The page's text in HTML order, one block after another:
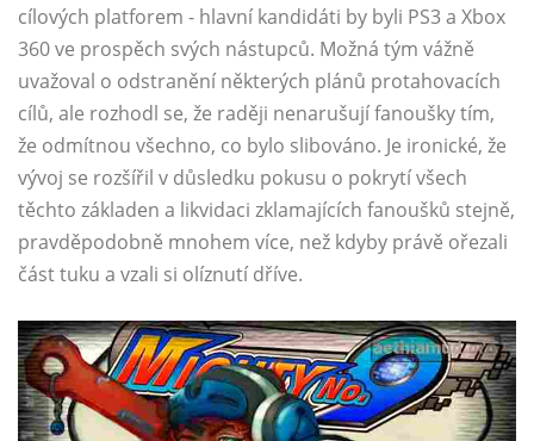
cílových platforem - hlavní kandidáti by byli PS3 a Xbox
360 ve prospěch svých nástupců. Možná tým vážně
uvažoval o odstranění některých plánů protahovacích
cílů, ale rozhodl se, že raději nenarušují fanoušky tím,
že odmítnou všechno, co bylo slibováno. Je ironické, že
vývoj se rozšířil v důsledku pokusu o pokrytí všech
těchto základen a likvidaci zklamajících fanoušků stejně,
pravděpodobně mnohem více, než kdyby právě ořezali
část tuku a vzali si olíznutí dříve.